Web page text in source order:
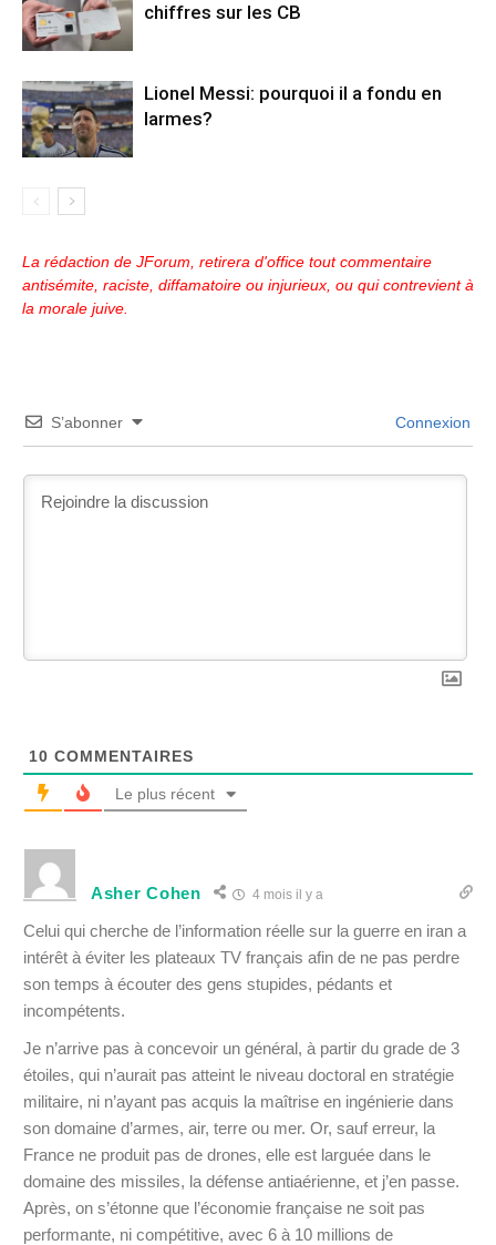
chiffres sur les CB
Lionel Messi: pourquoi il a fondu en
larmes?
La rédaction de JForum, retirera d'office tout commentaire
antisémite, raciste, diffamatoire ou injurieux, ou qui contrevient à
la morale juive.
S’abonner Connexion
10 COMMENTAIRES
Le plus récent
Asher Cohen 4 mois il y a
Celui qui cherche de l’information réelle sur la guerre en iran a
intérêt à éviter les plateaux TV français afin de ne pas perdre
son temps à écouter des gens stupides, pédants et
incompétents.
Je n’arrive pas à concevoir un général, à partir du grade de 3
étoiles, qui n’aurait pas atteint le niveau doctoral en stratégie
militaire, ni n’ayant pas acquis la maîtrise en ingénierie dans
son domaine d’armes, air, terre ou mer. Or, sauf erreur, la
France ne produit pas de drones, elle est larguée dans le
domaine des missiles, la défense antiaérienne, et j’en passe.
Après, on s’étonne que l’économie française ne soit pas
performante, ni compétitive, avec 6 à 10 millions de